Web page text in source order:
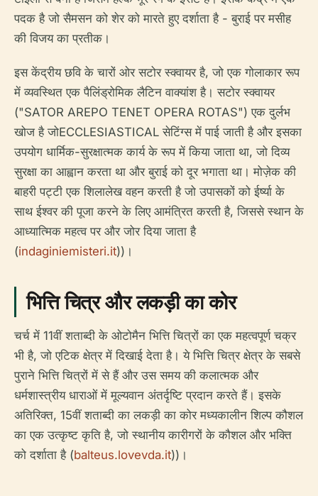
पदक है जो सैमसन को शेर को मारते हुए दर्शाता है - बुराई पर मसीह
की विजय का प्रतीक।
इस केंद्रीय छवि के चारों ओर सटोर स्क्वायर है, जो एक गोलाकार रूप
में व्यवस्थित एक पैलिंड्रोमिक लैटिन वाक्यांश है। सटोर स्क्वायर
("SATOR AREPO TENET OPERA ROTAS") एक दुर्लभ
खोज है जोECCLESIASTICAL सेटिंग्स में पाई जाती है और इसका
उपयोग धार्मिक-सुरक्षात्मक कार्य के रूप में किया जाता था, जो दिव्य
सुरक्षा का आह्वान करता था और बुराई को दूर भगाता था। मोज़ेक की
बाहरी पट्टी एक शिलालेख वहन करती है जो उपासकों को ईर्ष्या के
साथ ईश्वर की पूजा करने के लिए आमंत्रित करती है, जिससे स्थान के
आध्यात्मिक महत्व पर और जोर दिया जाता है
(indaginiemisteri.it))।
भित्ति चित्र और लकड़ी का कोर
चर्च में 11वीं शताब्दी के ओटोमैन भित्ति चित्रों का एक महत्वपूर्ण चक्र
भी है, जो एटिक क्षेत्र में दिखाई देता है। ये भित्ति चित्र क्षेत्र के सबसे
पुराने भित्ति चित्रों में से हैं और उस समय की कलात्मक और
धर्मशास्त्रीय धाराओं में मूल्यवान अंतर्दृष्टि प्रदान करते हैं। इसके
अतिरिक्त, 15वीं शताब्दी का लकड़ी का कोर मध्यकालीन शिल्प कौशल
का एक उत्कृष्ट कृति है, जो स्थानीय कारीगरों के कौशल और भक्ति
को दर्शाता है (balteus.lovevda.it))।